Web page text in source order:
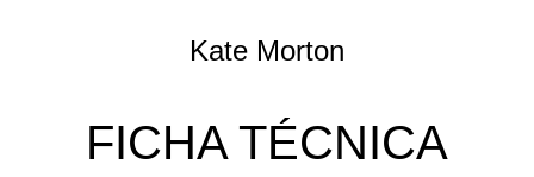
Kate Morton
FICHA TÉCNICA